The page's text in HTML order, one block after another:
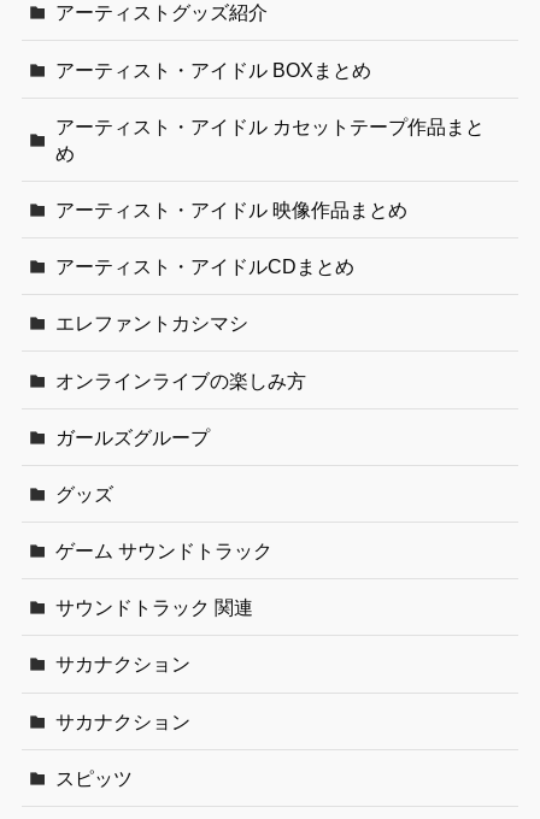
アーティストグッズ紹介
アーティスト・アイドル BOXまとめ
アーティスト・アイドル カセットテープ作品まと
め
アーティスト・アイドル 映像作品まとめ
アーティスト・アイドルCDまとめ
エレファントカシマシ
オンラインライブの楽しみ方
ガールズグループ
グッズ
ゲーム サウンドトラック
サウンドトラック 関連
サカナクション
サカナクション
スピッツ